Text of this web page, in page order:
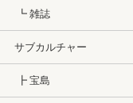
┗ 雑誌
サブカルチャー
┣ 宝島